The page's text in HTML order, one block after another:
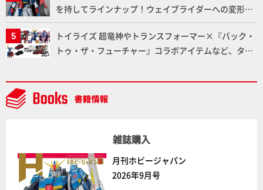
を持してラインナップ！ウェイブライダーへの変形、
劇中どおりのプロポーションを再現【機動戦士Zガン
ダム】
トイライズ 超竜神やトランスフォーマー×『バック・
トゥ・ザ・フューチャー』コラボアイテムなど、タカ
NEWITEM】
雑誌購入
月刊ホビージャパン
2026年9月号